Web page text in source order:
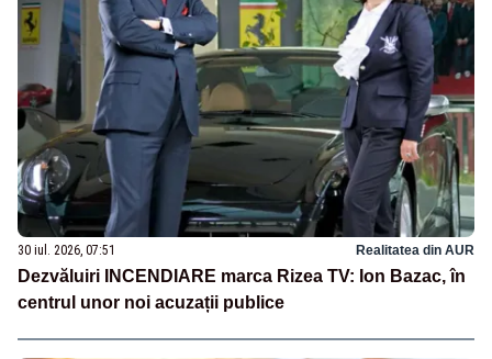
30 iul. 2026, 07:51 Realitatea din AUR
Dezvăluiri INCENDIARE marca Rizea TV: Ion Bazac, în
centrul unor noi acuzații publice